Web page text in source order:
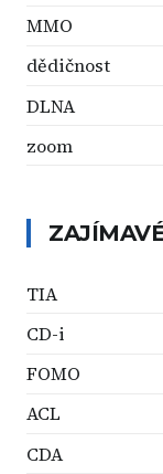
MMO
dědičnost
DLNA
zoom
TIA
CD-i
FOMO
ACL
CDA